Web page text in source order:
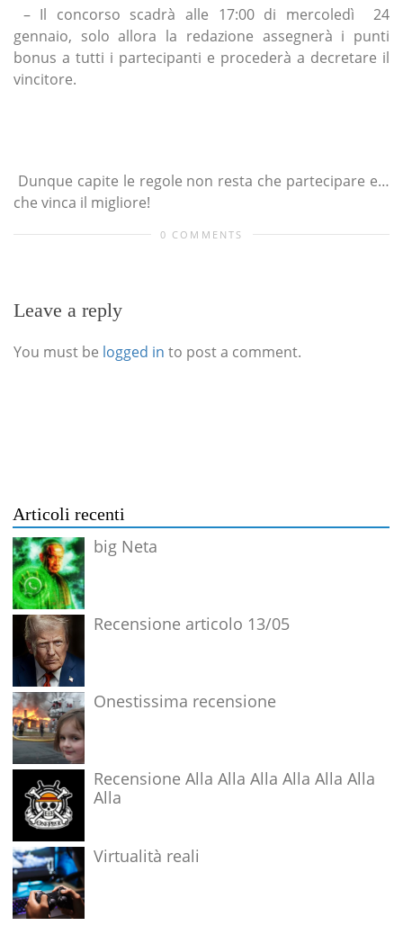
– Il concorso scadrà alle 17:00 di mercoledì 24
gennaio, solo allora la redazione assegnerà i punti
bonus a tutti i partecipanti e procederà a decretare il
vincitore.
Dunque capite le regole non resta che partecipare e…
che vinca il migliore!
0 COMMENTS
Leave a reply
You must be logged in to post a comment.
Articoli recenti
big Neta
Recensione articolo 13/05
Onestissima recensione
Recensione Alla Alla Alla Alla Alla Alla
Alla
Virtualità reali